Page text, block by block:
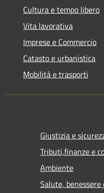
Cultura e tempo libero
Vita lavorativa
Imprese e Commercio
Catasto e urbanistica
Mobilità e trasporti
Giustizia e
Tributi,finanze e
Ambiente
Salute, benessere